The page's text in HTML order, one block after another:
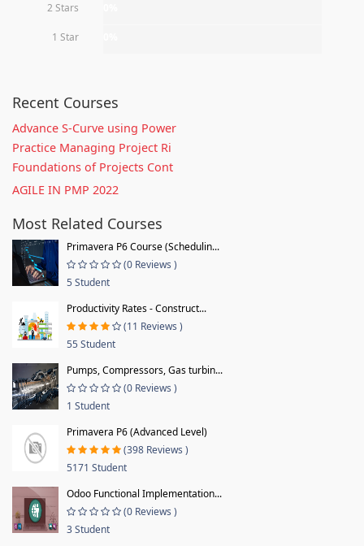
2 Stars
1 Star
Recent Courses
Advance S-Curve using Power
Practice Managing Project Ri
Foundations of Projects Cont
AGILE IN PMP 2022
Most Related Courses
Primavera P6 Course (Schedulin...
(0 Reviews )
5 Student
Productivity Rates - Construct...
(11 Reviews )
55 Student
Pumps, Compressors, Gas turbin...
(0 Reviews )
1 Student
Primavera P6 (Advanced Level)
(398 Reviews )
5171 Student
Odoo Functional Implementation...
(0 Reviews )
3 Student